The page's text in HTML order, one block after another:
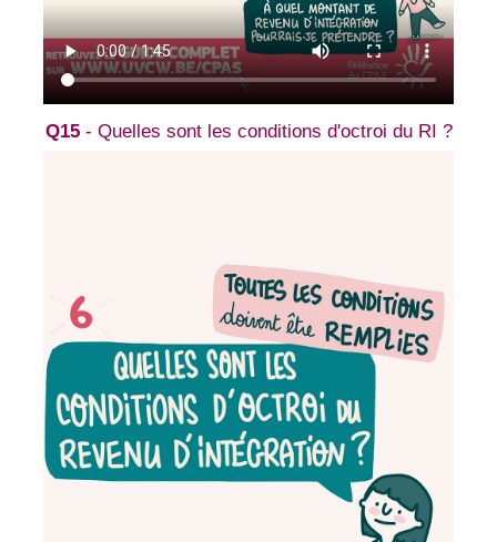
Q15- Quelles sont les conditions d'octroi du RI ?